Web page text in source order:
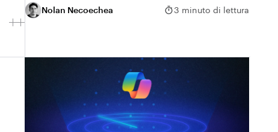
sensibili nel cloud e in altri ambienti. Tuttavia,
senza automazione, la DSPM non ha alcuna
fondamentale per superare le sfide della
sicurezza dei dati nel cloud.
Nolan Necoechea 3 minuto di lettura